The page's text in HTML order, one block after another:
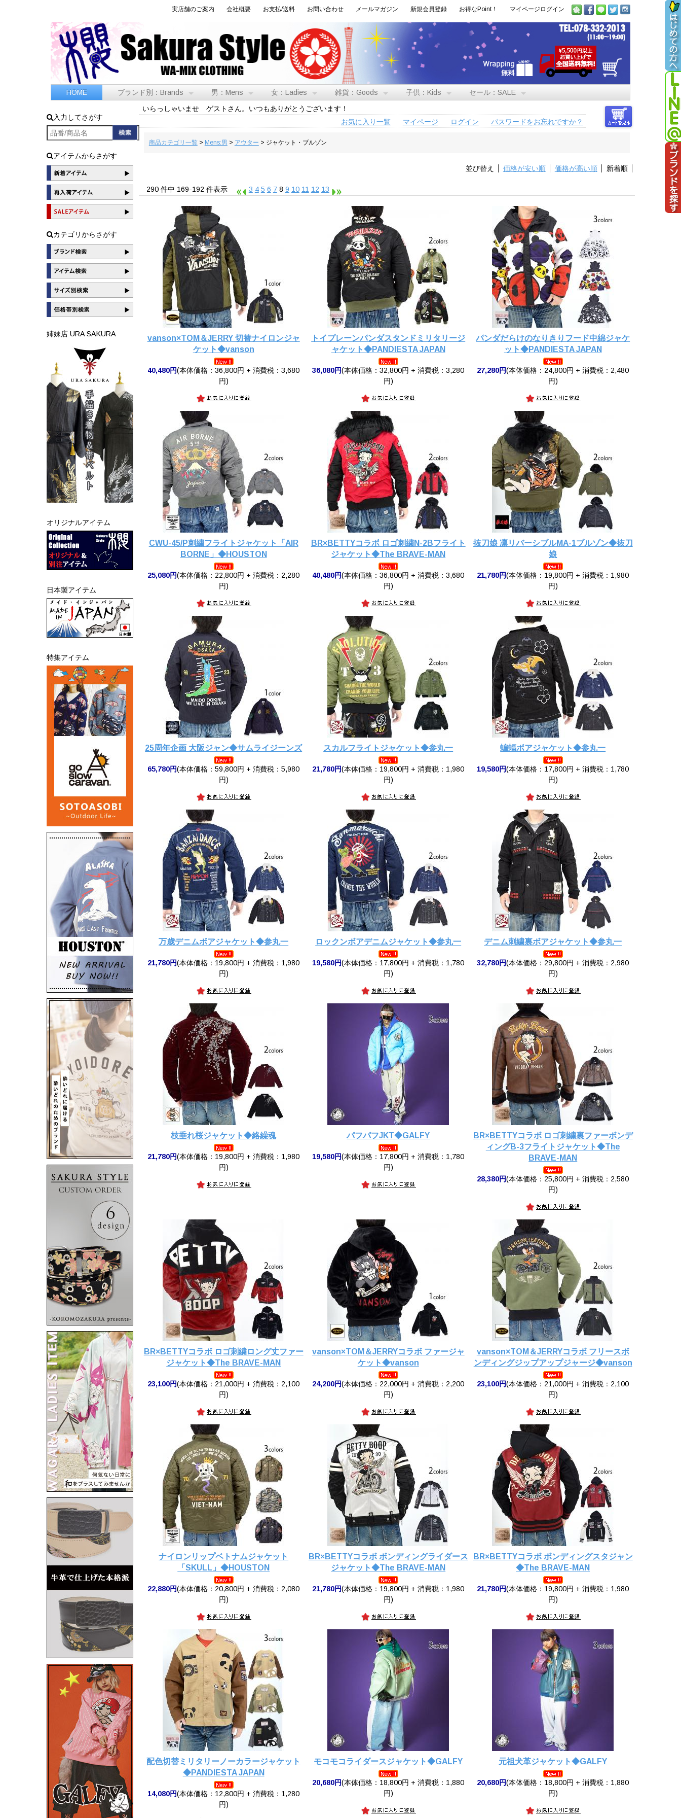
実店舗のご案内 会社概要 お支払/送料 お問い合わせ メールマガジン 新規会員登録 お得なPoint！ マイページログイン
HOME ブランド別：Brands 男：Mens 女：Ladies 雑貨：Goods 子供：Kids セール：SALE
入力してさがす
アイテムからさがす
カテゴリからさがす
姉妹店 URA SAKURA
オリジナルアイテム
日本製アイテム
特集アイテム
いらっしゃいませ ゲストさん。いつもありがとうございます！
お気に入り一覧
マイページ ログイン パスワードをお忘れですか？
商品カテゴリ一覧> Mens:男 > アウター > ジャケット・ブルゾン
並び替え 価格が安い順 価格が高い順 新着順
290 件中 169-192 件表示 3 4 5 6 7 8 9 10 11 12 13
vanson×TOM＆JERRY 切替ナイロンジャ
ケット◆vanson
40,480円(本体価格：36,800円 + 消費税：3,680
円)
トイプレーンパンダスタンドミリタリージ
ャケット◆PANDIESTA JAPAN
36,080円(本体価格：32,800円 + 消費税：3,280
円)
パンダだらけのなりきりフード中綿ジャケ
ット◆PANDIESTA JAPAN
27,280円(本体価格：24,800円 + 消費税：2,480
円)
CWU-45/P刺繍フライトジャケット「AIR
BORNE」◆HOUSTON
25,080円(本体価格：22,800円 + 消費税：2,280
円)
BR×BETTYコラボ ロゴ刺繍N-2Bフライト
ジャケット◆The BRAVE-MAN
40,480円(本体価格：36,800円 + 消費税：3,680
円)
抜刀娘 凛リバーシブルMA-1ブルゾン◆抜刀
娘
21,780円(本体価格：19,800円 + 消費税：1,980
円)
25周年企画 大阪ジャン◆サムライジーンズ
65,780円(本体価格：59,800円 + 消費税：5,980
円)
スカルフライトジャケット◆参丸一
21,780円(本体価格：19,800円 + 消費税：1,980
円)
蝙蝠ボアジャケット◆参丸一
19,580円(本体価格：17,800円 + 消費税：1,780
円)
万歳デニムボアジャケット◆参丸一
21,780円(本体価格：19,800円 + 消費税：1,980
円)
ロックンボアデニムジャケット◆参丸一
19,580円(本体価格：17,800円 + 消費税：1,780
円)
デニム刺繍裏ボアジャケット◆参丸一
32,780円(本体価格：29,800円 + 消費税：2,980
円)
枝垂れ桜ジャケット◆絡繰魂
21,780円(本体価格：19,800円 + 消費税：1,980
円)
パフパフJKT◆GALFY
19,580円(本体価格：17,800円 + 消費税：1,780
円)
BR×BETTYコラボ ロゴ刺繍裏ファーボンデ
ィングB-3フライトジャケット◆The
BRAVE-MAN
28,380円(本体価格：25,800円 + 消費税：2,580
円)
BR×BETTYコラボ ロゴ刺繍ロング丈ファー
ジャケット◆The BRAVE-MAN
23,100円(本体価格：21,000円 + 消費税：2,100
円)
vanson×TOM＆JERRYコラボ ファージャ
ケット◆vanson
24,200円(本体価格：22,000円 + 消費税：2,200
円)
vanson×TOM＆JERRYコラボ フリースボ
ンディングジップアップジャージ◆vanson
23,100円(本体価格：21,000円 + 消費税：2,100
円)
ナイロンリップベトナムジャケット
「SKULL」◆HOUSTON
22,880円(本体価格：20,800円 + 消費税：2,080
円)
BR×BETTYコラボ ボンディングライダース
ジャケット◆The BRAVE-MAN
21,780円(本体価格：19,800円 + 消費税：1,980
円)
BR×BETTYコラボ ボンディングスタジャン
◆The BRAVE-MAN
21,780円(本体価格：19,800円 + 消費税：1,980
円)
配色切替ミリタリーノーカラージャケット
◆PANDIESTA JAPAN
14,080円(本体価格：12,800円 + 消費税：1,280
円)
モコモコライダースジャケット◆GALFY
20,680円(本体価格：18,800円 + 消費税：1,880
円)
元祖犬革ジャケット◆GALFY
20,680円(本体価格：18,800円 + 消費税：1,880
円)